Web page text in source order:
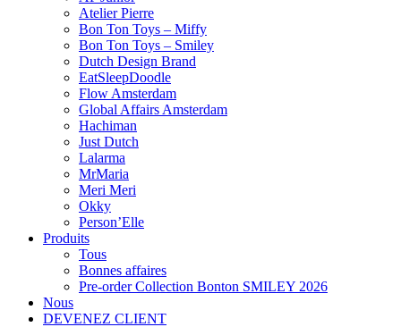
Atelier Pierre
Bon Ton Toys – Miffy
Bon Ton Toys – Smiley
Dutch Design Brand
EatSleepDoodle
Flow Amsterdam
Global Affairs Amsterdam
Hachiman
Just Dutch
Lalarma
MrMaria
Meri Meri
Okky
Person’Elle
Produits
Tous
Bonnes affaires
Pre-order Collection Bonton SMILEY 2026
Nous
DEVENEZ CLIENT